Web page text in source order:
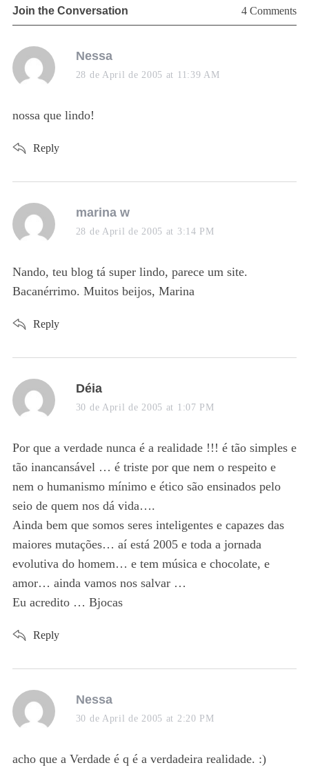
Join the Conversation 4 Comments
s
a
s
Nessa
28 de April de 2005 at 11:39 AM
nossa que lindo!
Reply
s
a
s
:
marina w
28 de April de 2005 at 3:14 PM
Nando, teu blog tá super lindo, parece um site.
Bacanérrimo. Muitos beijos, Marina
Reply
s
a
s
:
Déia
30 de April de 2005 at 1:07 PM
Por que a verdade nunca é a realidade !!! é tão simples e
tão inancansável … é triste por que nem o respeito e
nem o humanismo mínimo e ético são ensinados pelo
seio de quem nos dá vida….
Ainda bem que somos seres inteligentes e capazes das
maiores mutações… aí está 2005 e toda a jornada
evolutiva do homem… e tem música e chocolate, e
amor… ainda vamos nos salvar …
Eu acredito … Bjocas
Reply
s
a
s
Nessa
30 de April de 2005 at 2:20 PM
acho que a Verdade é q é a verdadeira realidade. :)